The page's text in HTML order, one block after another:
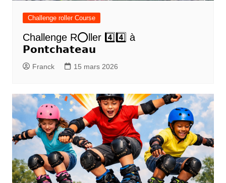
Challenge roller Course
Challenge R⭕️ller 4️⃣4️⃣ à
𝗣𝗼𝗻𝘁𝗰𝗵𝗮𝘁𝗲𝗮𝘂
Franck 15 mars 2026